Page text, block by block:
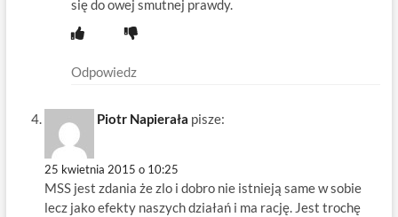
się do owej smutnej prawdy.
Odpowiedz
Piotr Napierała pisze:
25 kwietnia 2015 o 10:25
MSS jest zdania że zlo i dobro nie istnieją same w sobie
lecz jako efekty naszych działań i ma rację. Jest trochę